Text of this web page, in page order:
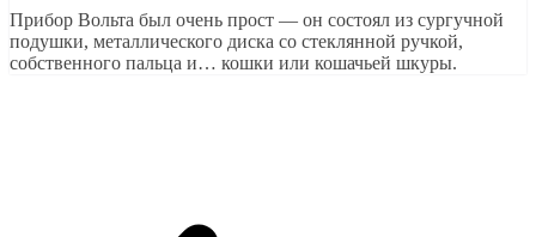
Прибор Вольта был очень прост — он состоял из сургучной
подушки, металлического диска со стеклянной ручкой,
собственного пальца и… кошки или кошачьей шкуры.